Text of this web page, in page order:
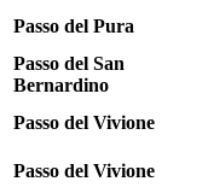
Passo del Pura
Passo del San
Bernardino
Passo del Vivione
Passo del Vivione